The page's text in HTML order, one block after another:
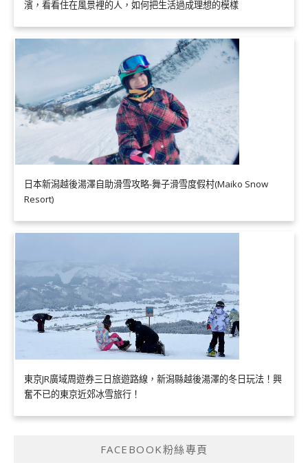
濱，看看住在風景裡的人，如何把生活過成理想的模樣
日本新潟越後湯澤自助滑雪攻略-舞子滑雪度假村(Maiko Snow
Resort)
東京JR廣域周遊券三日旅遊路線，新潟縣越後湯澤的冬日玩法！興
奮不已的東京近郊冰雪旅行！
FACEBOOK粉絲專頁